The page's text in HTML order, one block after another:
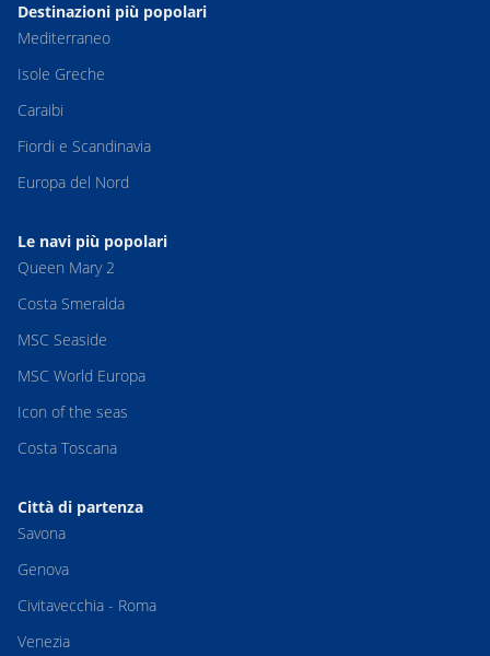
Destinazioni più popolari
Mediterraneo
Isole Greche
Caraibi
Fiordi e Scandinavia
Europa del Nord
Le navi più popolari
Queen Mary 2
Costa Smeralda
MSC Seaside
MSC World Europa
Icon of the seas
Costa Toscana
Città di partenza
Savona
Genova
Civitavecchia - Roma
Venezia